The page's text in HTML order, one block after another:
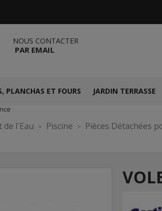
NOUS CONTACTER
PAR EMAIL
PLANCHAS ET FOURS JARDIN TERRASSE
de l'Eau Piscine Pièces Détachées